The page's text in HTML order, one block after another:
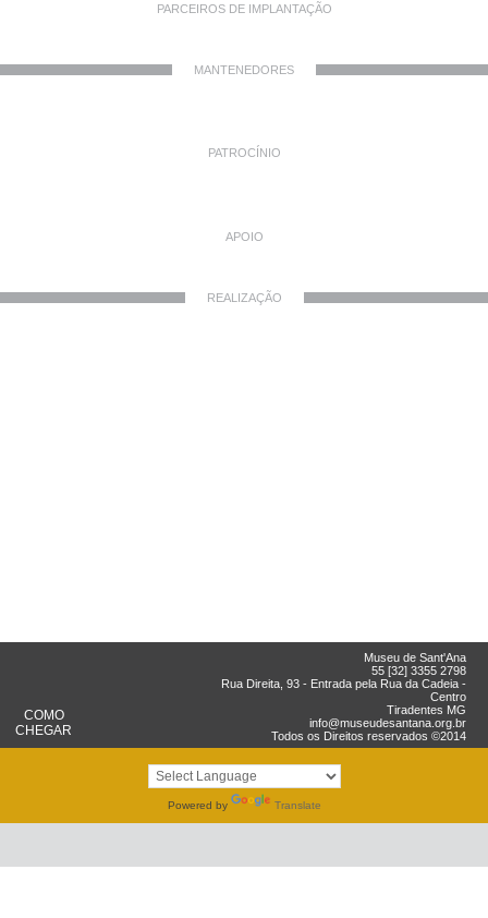
PARCEIROS DE IMPLANTAÇÃO
MANTENEDORES
PATROCÍNIO
APOIO
REALIZAÇÃO
COMO
CHEGAR
Museu de Sant'Ana
55 [32] 3355 2798
Rua Direita, 93 - Entrada pela Rua da Cadeia -
Centro
Tiradentes MG
info@museudesantana.org.br
Todos os Direitos reservados ©2014
Powered by Translate